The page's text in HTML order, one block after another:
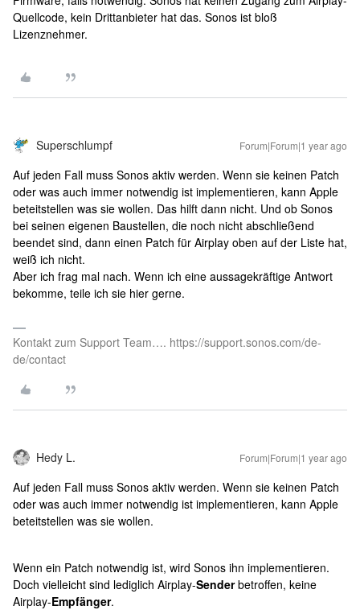
Quellcode, kein Drittanbieter hat das. Sonos ist bloß
Lizenznehmer.
Superschlumpf Forum|Forum|1 year ago
Auf jeden Fall muss Sonos aktiv werden. Wenn sie keinen Patch
oder was auch immer notwendig ist implementieren, kann Apple
beteitstellen was sie wollen. Das hilft dann nicht. Und ob Sonos
bei seinen eigenen Baustellen, die noch nicht abschließend
beendet sind, dann einen Patch für Airplay oben auf der Liste hat,
weiß ich nicht.
Aber ich frag mal nach. Wenn ich eine aussagekräftige Antwort
bekomme, teile ich sie hier gerne.
Kontakt zum Support Team…. https://support.sonos.com/de-
de/contact
Hedy L. Forum|Forum|1 year ago
Auf jeden Fall muss Sonos aktiv werden. Wenn sie keinen Patch
oder was auch immer notwendig ist implementieren, kann Apple
beteitstellen was sie wollen.
Wenn ein Patch notwendig ist, wird Sonos ihn implementieren.
Doch vielleicht sind lediglich Airplay-Senderbetroffen, keine
Airplay-Empfänger.